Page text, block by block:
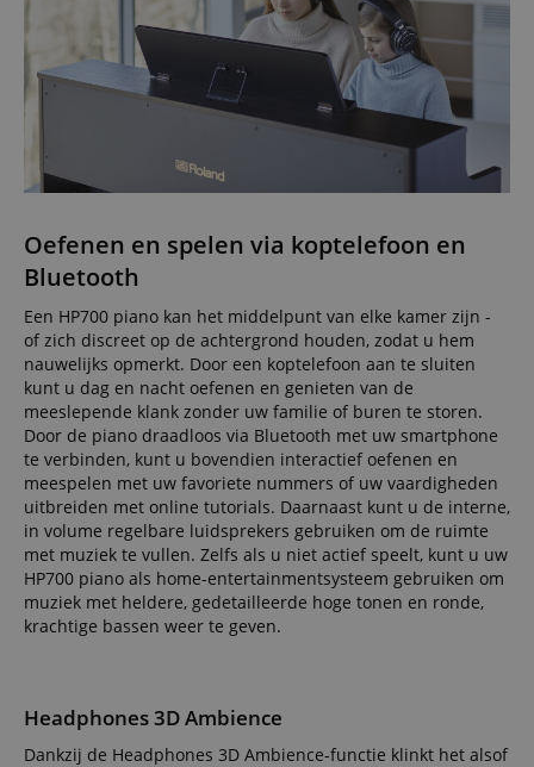
Oefenen en spelen via koptelefoon en
Bluetooth
Een HP700 piano kan het middelpunt van elke kamer zijn -
of zich discreet op de achtergrond houden, zodat u hem
nauwelijks opmerkt. Door een koptelefoon aan te sluiten
kunt u dag en nacht oefenen en genieten van de
meeslepende klank zonder uw familie of buren te storen.
Door de piano draadloos via Bluetooth met uw smartphone
te verbinden, kunt u bovendien interactief oefenen en
meespelen met uw favoriete nummers of uw vaardigheden
uitbreiden met online tutorials. Daarnaast kunt u de interne,
in volume regelbare luidsprekers gebruiken om de ruimte
met muziek te vullen. Zelfs als u niet actief speelt, kunt u uw
HP700 piano als home-entertainmentsysteem gebruiken om
muziek met heldere, gedetailleerde hoge tonen en ronde,
krachtige bassen weer te geven.
Headphones 3D Ambience
Dankzij de Headphones 3D Ambience-functie klinkt het alsof